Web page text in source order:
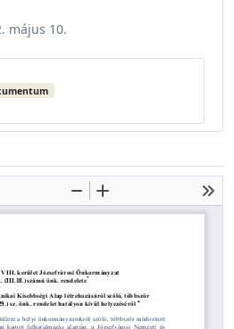
május 10.